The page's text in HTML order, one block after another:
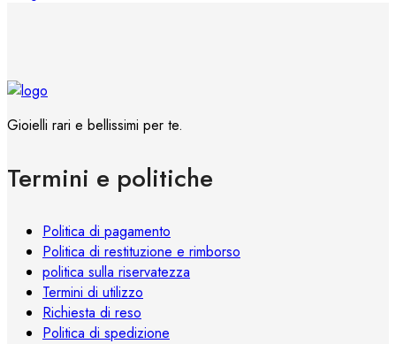
Le
opzioni
possono
scelte
del
prodotto
Gioielli rari e bellissimi per te.
Termini e politiche
Politica di pagamento
Politica di restituzione e rimborso
politica sulla riservatezza
Termini di utilizzo
Richiesta di reso
Politica di spedizione